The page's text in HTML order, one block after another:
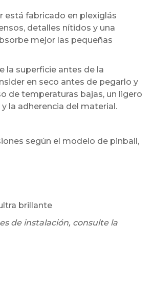
está fabricado en plexiglás
detalles nítidos y una
mejor las pequeñas
superficie antes de la
en seco antes de pegarlo y
de temperaturas bajas, un ligero
la adherencia del material.
según el modelo de pinball,
brillante
de instalación, consulte la